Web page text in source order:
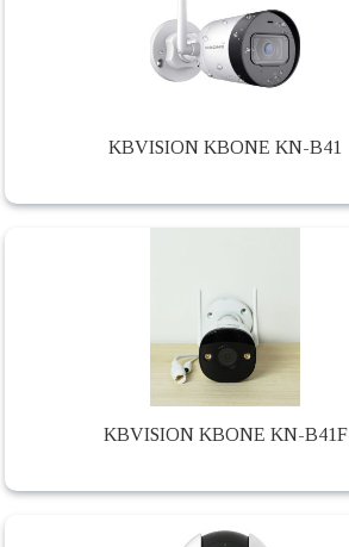
KBVISION KBONE KN-B41
KBVISION KBONE KN-B41F